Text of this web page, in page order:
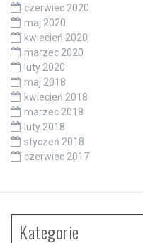
czerwiec 2020
maj 2020
kwiecień 2020
marzec 2020
luty 2020
maj 2018
kwiecień 2018
marzec 2018
luty 2018
styczeń 2018
czerwiec 2017
Kategorie